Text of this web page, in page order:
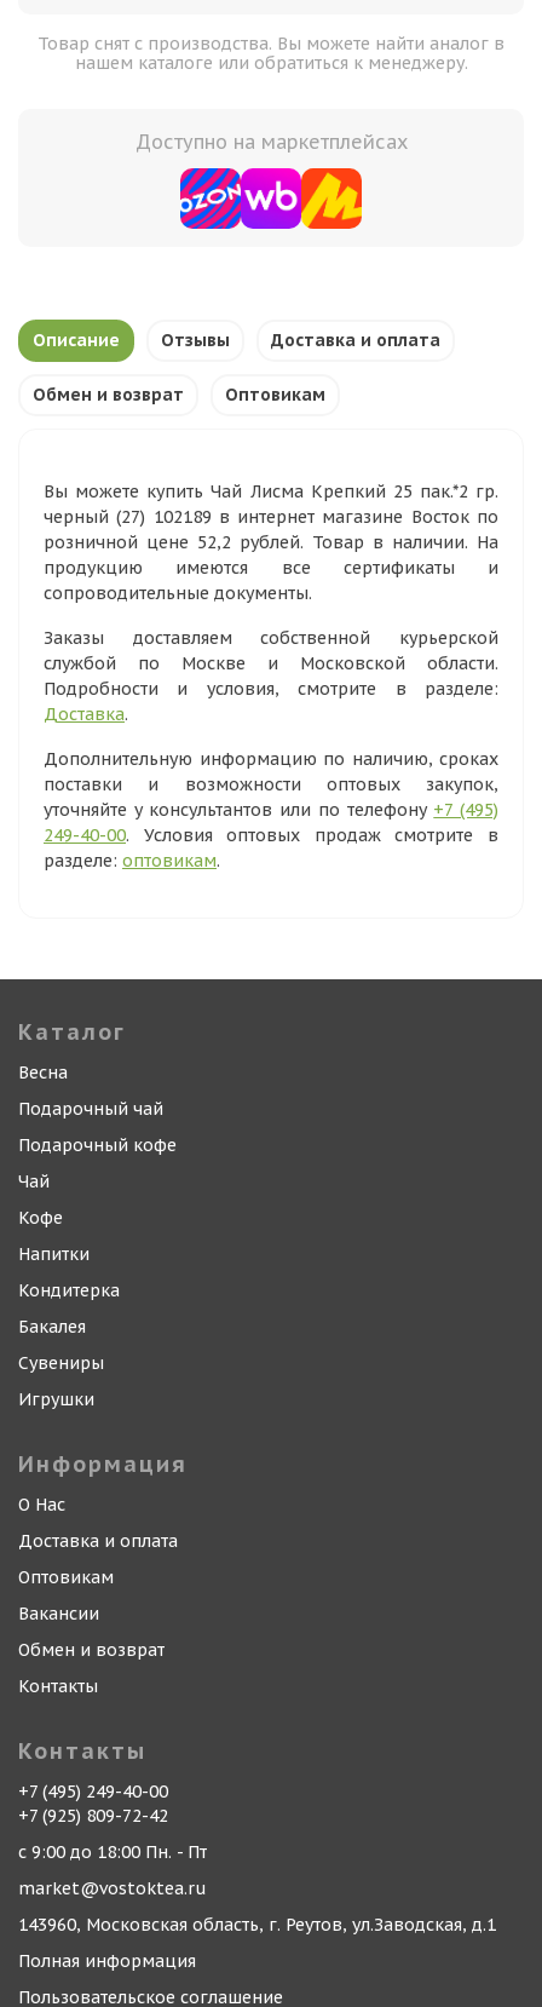
Товар снят с производства. Вы можете найти аналог в
нашем каталоге или обратиться к менеджеру.
Доступно на маркетплейсах
Описание Отзывы Доставка и оплата
Обмен и возврат Оптовикам
Вы можете купить Чай Лисма Крепкий 25 пак.*2 гр.
черный (27) 102189 в интернет магазине Восток по
розничной цене 52,2 рублей. Товар в наличии. На
продукцию имеются все сертификаты и
сопроводительные документы.
Заказы доставляем собственной курьерской
службой по Москве и Московской области.
Подробности и условия, смотрите в разделе:
Доставка.
Дополнительную информацию по наличию, сроках
поставки и возможности оптовых закупок,
уточняйте у консультантов или по телефону +7 (495)
249-40-00. Условия оптовых продаж смотрите в
разделе: оптовикам.
Каталог
Весна
Подарочный чай
Подарочный кофе
Чай
Кофе
Напитки
Кондитерка
Бакалея
Сувениры
Игрушки
Информация
О Нас
Доставка и оплата
Оптовикам
Вакансии
Обмен и возврат
Контакты
Контакты
+7 (495) 249-40-00
+7 (925) 809-72-42
с 9:00 до 18:00 Пн. - Пт
market@vostoktea.ru
143960, Московская область, г. Реутов, ул.Заводская, д.1
Полная информация
Пользовательское соглашение